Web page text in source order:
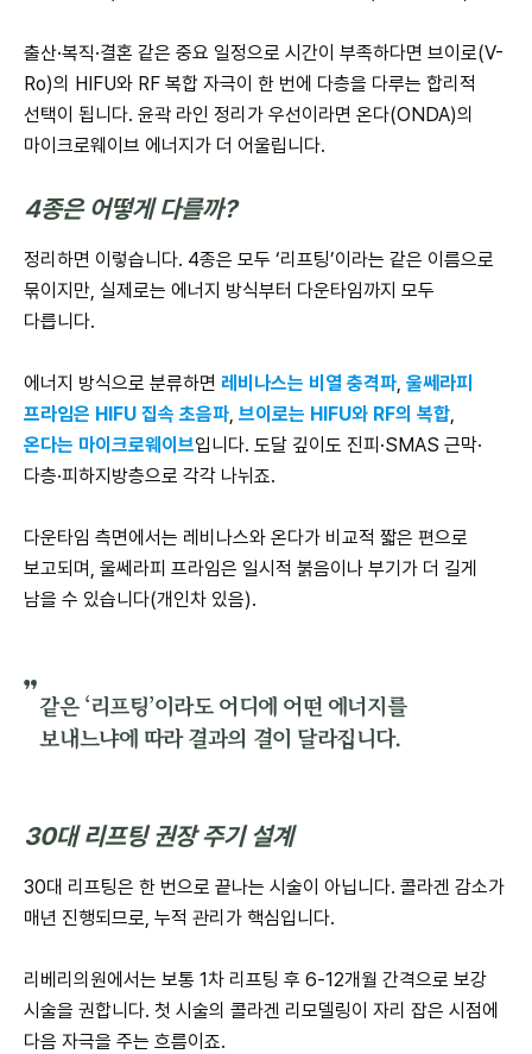
출산·복직·결혼 같은 중요 일정으로 시간이 부족하다면 브이로(V-
Ro)의 HIFU와 RF 복합 자극이 한 번에 다층을 다루는 합리적
선택이 됩니다. 윤곽 라인 정리가 우선이라면 온다(ONDA)의
마이크로웨이브 에너지가 더 어울립니다.
4종은 어떻게 다를까?
정리하면 이렇습니다. 4종은 모두 ‘리프팅’이라는 같은 이름으로
묶이지만, 실제로는 에너지 방식부터 다운타임까지 모두
다릅니다.
에너지 방식으로 분류하면 레비나스는 비열 충격파, 울쎄라피
프라임은 HIFU 집속 초음파, 브이로는 HIFU와 RF의 복합,
온다는 마이크로웨이브입니다. 도달 깊이도 진피·SMAS 근막·
다층·피하지방층으로 각각 나뉘죠.
다운타임 측면에서는 레비나스와 온다가 비교적 짧은 편으로
보고되며, 울쎄라피 프라임은 일시적 붉음이나 부기가 더 길게
남을 수 있습니다(개인차 있음).
같은 ‘리프팅’이라도 어디에 어떤 에너지를
보내느냐에 따라 결과의 결이 달라집니다.
30대 리프팅 권장 주기 설계
30대 리프팅은 한 번으로 끝나는 시술이 아닙니다. 콜라겐 감소가
매년 진행되므로, 누적 관리가 핵심입니다.
리베리의원에서는 보통 1차 리프팅 후 6-12개월 간격으로 보강
시술을 권합니다. 첫 시술의 콜라겐 리모델링이 자리 잡은 시점에
다음 자극을 주는 흐름이죠.